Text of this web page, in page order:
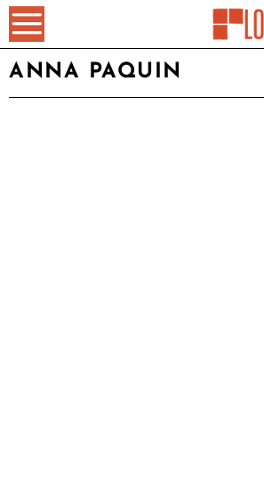
ANNA PAQUIN